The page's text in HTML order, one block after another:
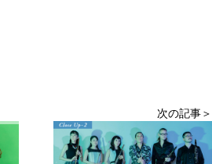
次の記事＞